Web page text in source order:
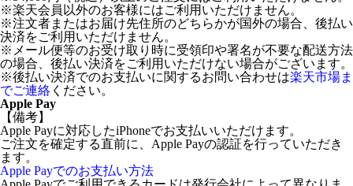
※楽天会員以外のお客様にはご利用いただけません。
※注文者またはお届け先住所のどちらかが国外の場合、後払い
決済をご利用いただけません。
※メール便等のお受け取り時に受領印や署名が不要な配送方法
の場合、後払い決済をご利用いただけない場合がございます。
※後払い決済でのお支払いに関するお問い合わせは楽天市場ま
でご連絡 ください。
Apple Pay
【備考】
Apple Payに対応したiPhoneでお支払いいただけます。
ご注文を確定する直前に、Apple Payの認証を行っていただき
ます。
Apple Payでのお支払い方法